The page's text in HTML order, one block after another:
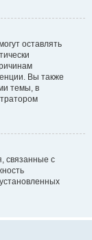
оставлять
Вы также
темы, в
связанные с